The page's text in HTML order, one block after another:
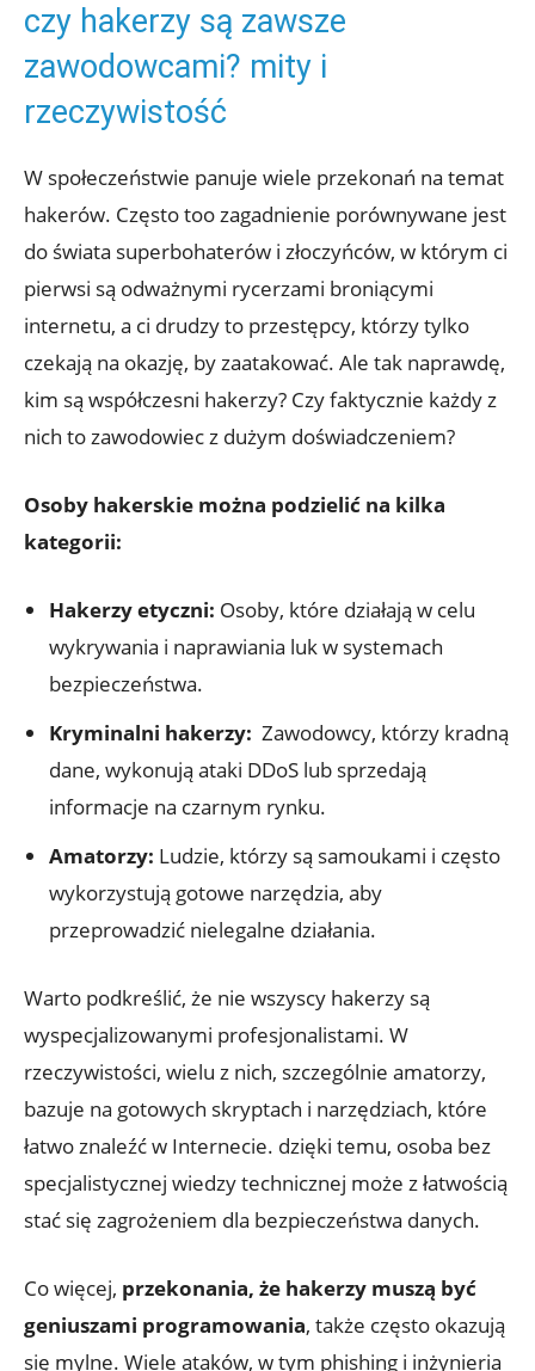
czy hakerzy są zawsze ​
zawodowcami? mity i
rzeczywistość
W społeczeństwie panuje wiele ⁣przekonań na temat
hakerów. Często too ‍zagadnienie porównywane ‌jest
do ⁢świata superbohaterów i złoczyńców, w ⁢którym ci
⁤pierwsi⁣ są odważnymi rycerzami broniącymi
internetu, a ci drudzy ‍to przestępcy,‌ którzy tylko
czekają na okazję, by zaatakować. Ale ⁤tak naprawdę,
kim są współczesni hakerzy? Czy faktycznie ‍każdy z
nich to zawodowiec⁢ z dużym ⁤doświadczeniem?
Osoby hakerskie można ​podzielić na ‌kilka
kategorii:
Hakerzy etyczni: Osoby, które działają w celu
wykrywania i naprawiania ⁣luk w systemach⁤
bezpieczeństwa.
Kryminalni hakerzy: ⁢ Zawodowcy, którzy kradną
⁣dane,⁢ wykonują ataki DDoS lub sprzedają‌
informacje‌ na czarnym rynku.
Amatorzy: ⁢Ludzie,‌ którzy⁣ są samoukami i często
wykorzystują ‌gotowe narzędzia, aby ​
przeprowadzić nielegalne działania.
Warto podkreślić, że⁢ nie⁤ wszyscy hakerzy​ są⁢
wyspecjalizowanymi profesjonalistami. W
rzeczywistości, wielu z⁣ nich, szczególnie amatorzy,
bazuje‌ na gotowych skryptach ⁤i narzędziach, ‌które
⁢łatwo znaleźć ⁤w Internecie. dzięki ⁤temu, osoba⁤ bez
⁢specjalistycznej ⁢wiedzy technicznej może z łatwością
stać się ⁣zagrożeniem dla bezpieczeństwa danych.
Co⁤ więcej, przekonania, ‌że hakerzy muszą być
geniuszami programowania,⁣ także często​ okazują‌
się mylne. ‌Wiele ataków, ​w tym⁣ phishing i inżynieria